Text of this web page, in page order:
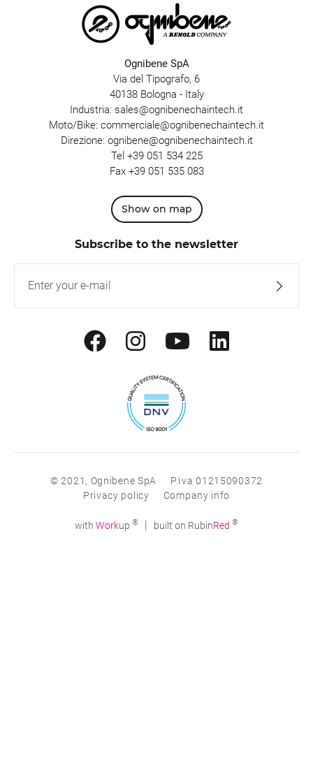
Ognibene SpA
Via del Tipografo, 6
40138 Bologna - Italy
Industria: sales@ognibenechaintech.it
Moto/Bike: commerciale@ognibenechaintech.it
Direzione: ognibene@ognibenechaintech.it
Tel +39 051 534 225
Fax +39 051 535 083
Show on map
Subscribe to the newsletter
© 2021, Ognibene SpA
P.Iva 01215090372
Privacy policy
Company info
with Workup ® | built on RubinRed ®